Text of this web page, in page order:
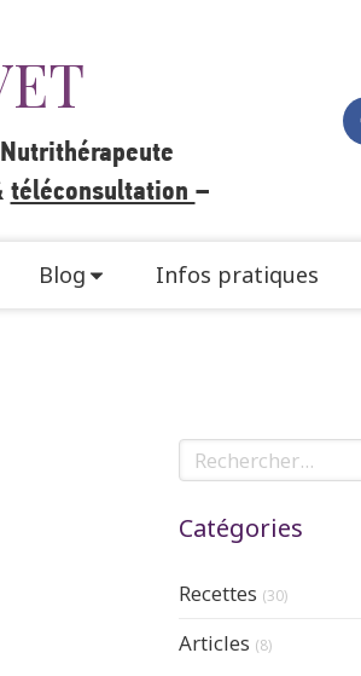
téléconsultation –
Blog Infos pratiques
Rechercher
Catégories
Recettes (30)
Articles (8)